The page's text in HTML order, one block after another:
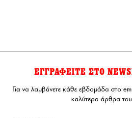
ΕΓΓΡΑΦΕΙΤΕ ΣΤΟ
Για να λαμβάνετε κάθε εβδομάδα στο
καλύτερα άρθρα